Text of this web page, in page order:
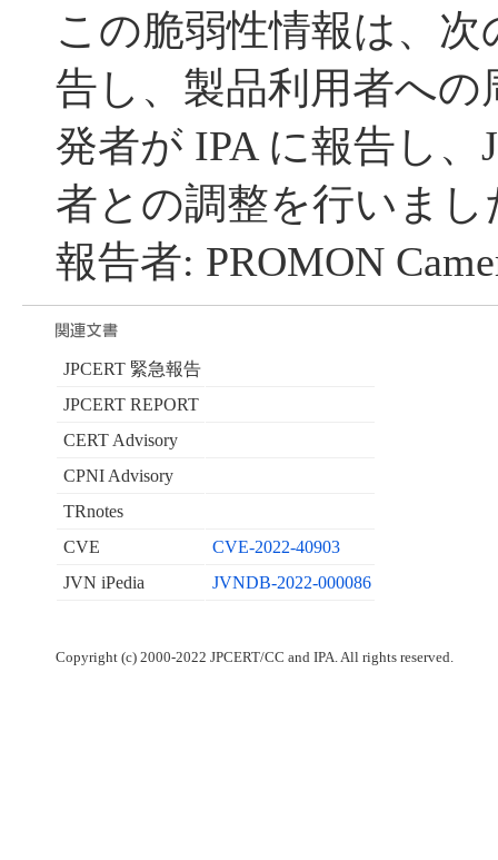
この脆弱性情報は、
告し、製品利用者への
発者が IPA に報告し、
者との調整を行いまし
報告者: PROMON
JPCERT 緊急報告
JPCERT REPORT
CERT Advisory
CPNI Advisory
TRnotes
CVE
CVE-2022-40903
JVN iPedia
JVNDB-2022-000086
Copyright (c) 2000-2022 JPCERT/CC and IPA. All rights reserved.